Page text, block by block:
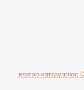
κέντρο κατεργασίας